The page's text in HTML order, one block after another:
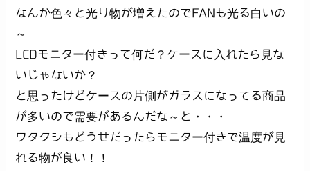
なんか色々と光り物が増えたのでFANも光る白いの
～
LCDモニター付きって何だ？ケースに入れたら見な
いじゃないか？
と思ったけどケースの片側がガラスになってる商品
が多いので需要があるんだな～と・・・
ワタクシもどうせだったらモニター付きで温度が見
れる物が良い！！